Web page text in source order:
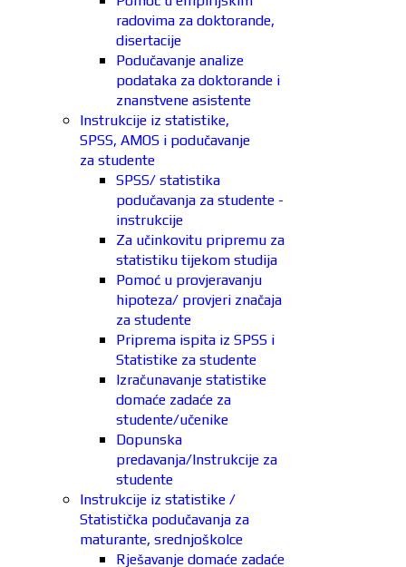
radovima za doktorande,
disertacije
Podučavanje analize
podataka za doktorande i
znanstvene asistente
Instrukcije iz statistike,
SPSS, AMOS i podučavanje
za studente
SPSS/ statistika
podučavanja za studente -
instrukcije
Za učinkovitu pripremu za
statistiku tijekom studija
Pomoć u provjeravanju
hipoteza/ provjeri značaja
za studente
Priprema ispita iz SPSS i
Statistike za studente
Izračunavanje statistike
domaće zadaće za
studente/učenike
Dopunska
predavanja/Instrukcije za
studente
Instrukcije iz statistike /
Statistička podučavanja za
maturante, srednjoškolce
Rješavanje domaće zadaće